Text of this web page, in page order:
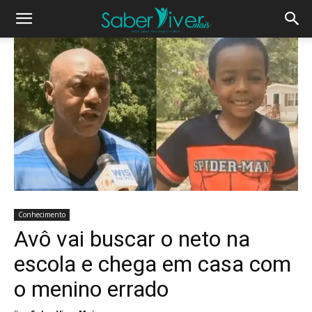
Conhecimento
Avô vai buscar o neto na
escola e chega em casa com
o menino errado